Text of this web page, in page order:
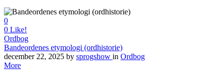
0
0 Like!
Ordbog
Bandeordenes etymologi (ordhistorie)
december 22, 2025 by sprogshow in Ordbog
More